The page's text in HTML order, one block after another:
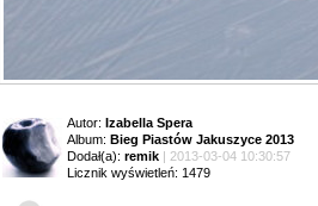
Autor: Izabella Spera
Album: Bieg Piastów Jakuszyce 2013
Dodał(a): remik | 2013-03-04 10:30:57
Licznik wyświetleń: 1479